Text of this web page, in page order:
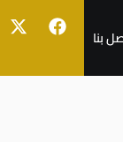
بنا